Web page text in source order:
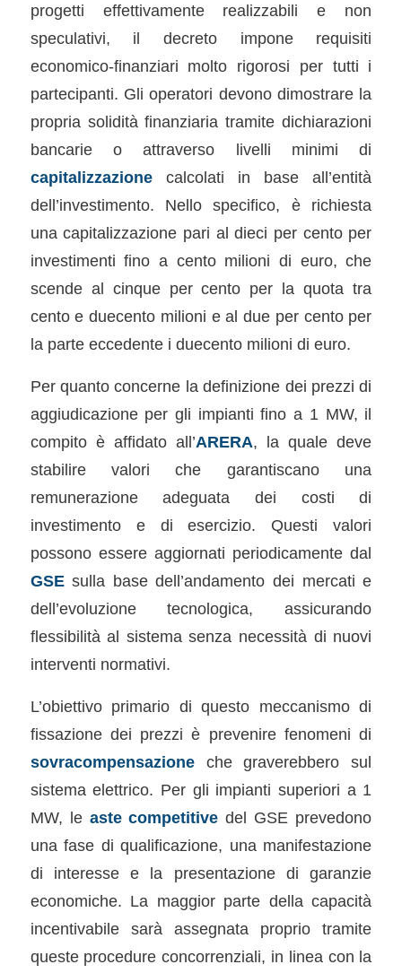
progetti effettivamente realizzabili e non
speculativi, il decreto impone requisiti
economico-finanziari molto rigorosi per tutti i
partecipanti. Gli operatori devono dimostrare la
propria solidità finanziaria tramite dichiarazioni
bancarie o attraverso livelli minimi di
capitalizzazionecalcolati in base all’entità
dell’investimento. Nello specifico, è richiesta
una capitalizzazione pari al dieci per cento per
investimenti fino a cento milioni di euro, che
scende al cinque per cento per la quota tra
cento e duecento milioni e al due per cento per
la parte eccedente i duecento milioni di euro.
Per quanto concerne la definizione dei prezzi di
aggiudicazione per gli impianti fino a 1 MW, il
compito è affidato all’ARERA, la quale deve
stabilire valori che garantiscano una
remunerazione adeguata dei costi di
investimento e di esercizio. Questi valori
possono essere aggiornati periodicamente dal
GSEsulla base dell’andamento dei mercati e
dell’evoluzione tecnologica, assicurando
flessibilità al sistema senza necessità di nuovi
interventi normativi.
L’obiettivo primario di questo meccanismo di
fissazione dei prezzi è prevenire fenomeni di
sovracompensazioneche graverebbero sul
sistema elettrico. Per gli impianti superiori a 1
MW, le aste competitive del GSE prevedono
una fase di qualificazione, una manifestazione
di interesse e la presentazione di garanzie
economiche. La maggior parte della capacità
incentivabile sarà assegnata proprio tramite
queste procedure concorrenziali, in linea con la